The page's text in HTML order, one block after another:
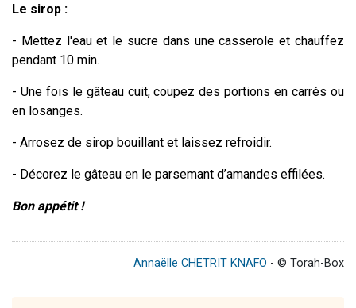
Le sirop :
- Mettez l'eau et le sucre dans une casserole et chauffez
pendant 10 min.
- Une fois le gâteau cuit, coupez des portions en carrés ou
en losanges.
- Arrosez de sirop bouillant et laissez refroidir.
- Décorez le gâteau en le parsemant d’amandes effilées.
Bon appétit !
Annaëlle CHETRIT KNAFO - © Torah-Box